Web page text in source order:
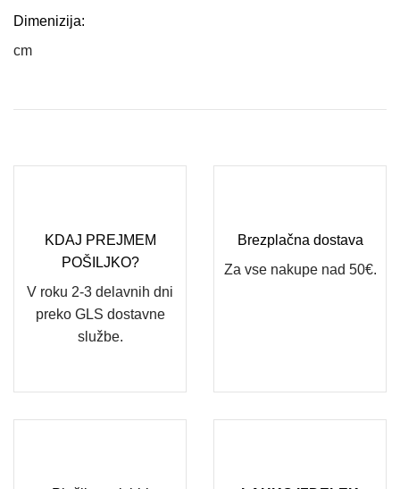
Dimenizija:
cm
KDAJ PREJMEM
POŠILJKO?
V roku 2-3 delavnih dni
preko GLS dostavne
službe.
Brezplačna dostava
Za vse nakupe nad 50€.